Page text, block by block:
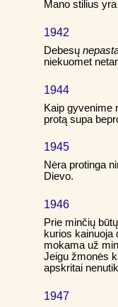
Mano stilius
1942
Debesų
niekuomet
1944
Kaip gyvenime
protą supa
1945
Nėra protinga
Dievo.
1946
Prie minčių
kurios kainuoja
mokama už
Jeigu žmonės
apskritai
1947